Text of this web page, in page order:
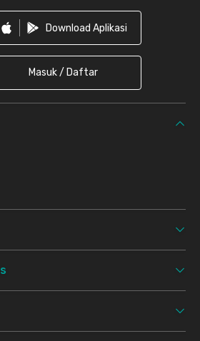
Download Aplikasi
Masuk / Daftar